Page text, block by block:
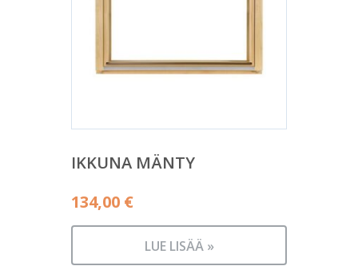
IKKUNA MÄNTY
134,00 €
LUE LISÄÄ »